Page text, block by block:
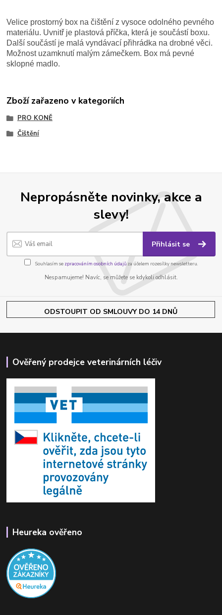
Velice prostorný box na čištění z vysoce odolného pevného
materiálu. Uvnitř je plastová příčka, která je součástí boxu.
Další součástí je malá vyndávací přihrádka na drobné věci.
Možnost uzamknutí malým zámečkem. Box má pevné
sklopné madlo.
Zboží zařazeno v kategoriích
PRO KONĚ
Čištění
Nepropásněte novinky, akce a
slevy!
Přihlásit se
Souhlasím se zpracováním osobních údajůza účelem rozesílky newsletteru.
Nespamujeme! Navíc, se můžete se kdykoli odhlásit.
ODSTOUPIT OD SMLOUVY DO 14 DNŮ
Ověřený prodejce veterinárních léčiv
Heureka ověřeno